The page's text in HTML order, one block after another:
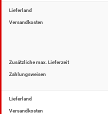
Lieferland
Versandkosten
Zusätzliche max. Lieferzeit
Zahlungsweisen
Lieferland
Versandkosten